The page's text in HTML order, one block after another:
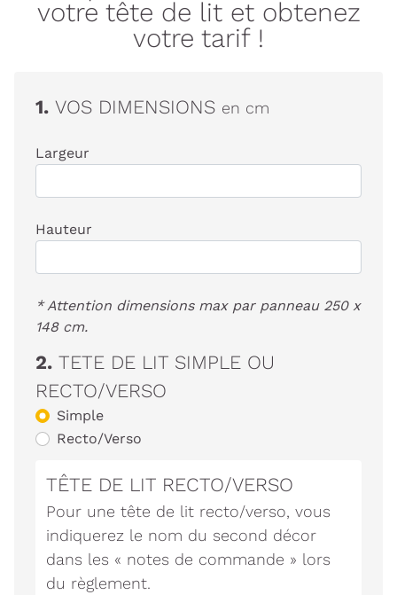
votre tête de lit et obtenez
votre tarif !
1. VOS DIMENSIONS en cm
Largeur
Hauteur
* Attention dimensions max par panneau 250 x
148 cm.
2. TETE DE LIT SIMPLE OU
RECTO/VERSO
Simple
Recto/Verso
TÊTE DE LIT RECTO/VERSO
Pour une tête de lit recto/verso, vous
indiquerez le nom du second décor
dans les « notes de commande » lors
du règlement.